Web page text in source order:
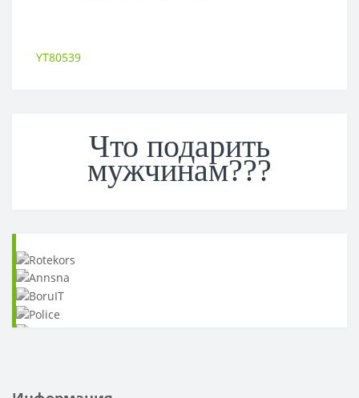
YT80539
Что подарить
мужчинам???